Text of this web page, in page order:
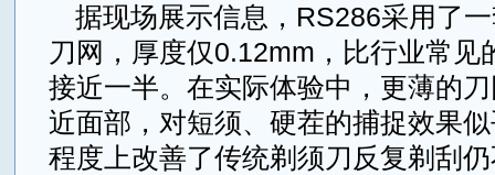
据现场展示信息，RS286采用了
刀网，厚度仅0.12mm，比行业常见
接近一半。在实际体验中，更薄的
近面部，对短须、硬茬的捕捉效果
程度上改善了传统剃须刀反复剃刮